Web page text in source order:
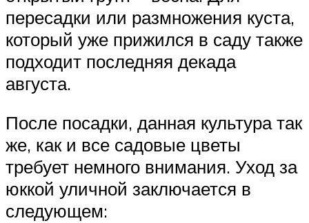
пересадки или размножения куста,
который уже прижился в саду также
подходит последняя декада
августа.
После посадки, данная культура так
же, как и все садовые цветы
требует немного внимания. Уход за
юккой уличной заключается в
следующем: